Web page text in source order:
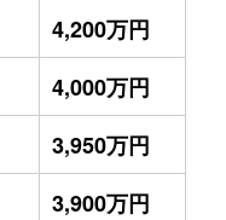
4,200万円
4,000万円
3,950万円
3,900万円